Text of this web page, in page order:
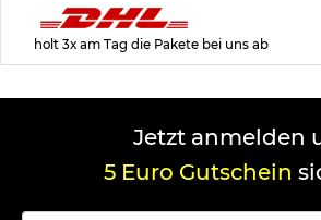
holt 3x am Tag die Pakete bei uns ab
Jetzt anmelden
5 Euro Gutschein